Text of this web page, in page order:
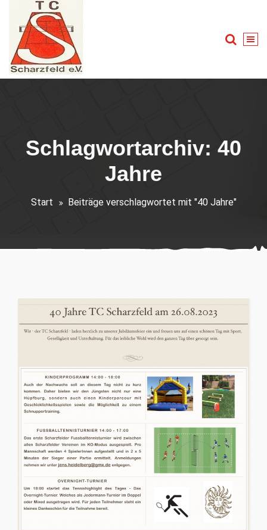
springen
Schlagwortarchiv: 40
Jahre
Start Beiträge verschlagwortet mit "40 Jahre"